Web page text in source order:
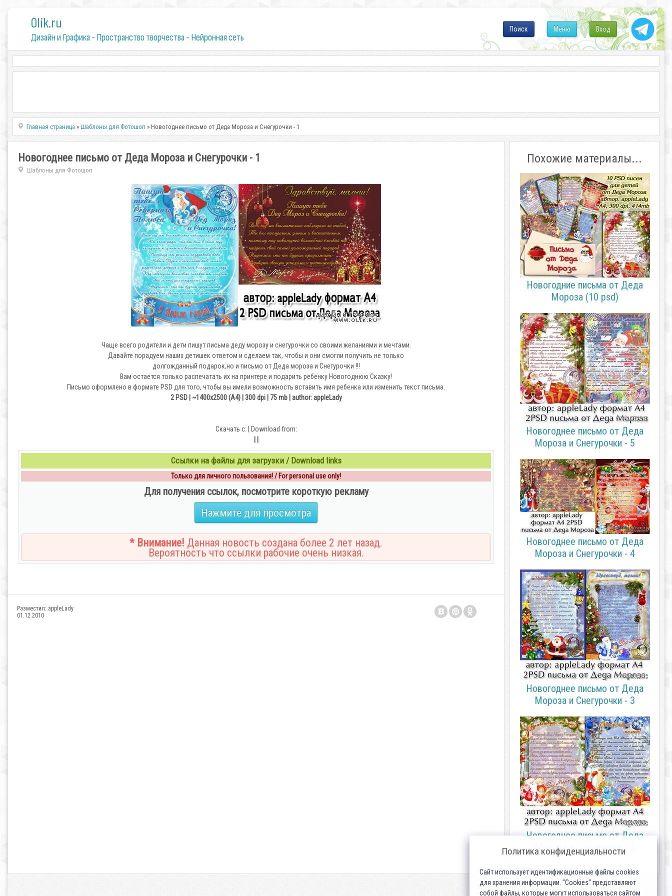
0lik.ru
Дизайн и Графика - Пространство творчества - Нейронная сеть
Вход
Меню
Поиск
Главная страница »Шаблоны для Фотошоп » Новогоднее письмо от Деда Мороза и Снегурочки - 1
Новогоднее письмо от Деда Мороза и Снегурочки - 1
Шаблоны для Фотошоп
Чаще всего родители и дети пишут письма деду морозу и снегурочки со своими желаниями и мечтами.
Давайте порадуем наших детишек ответом и сделаем так, чтобы и они смогли получить не только
долгожданный подарок,но и письмо от Деда мороза и Снегурочки !!!
Вам остается только распечатать их на принтере и подарить ребенку Новогоднюю Сказку!
Письмо оформлено в формате PSD для того, чтобы вы имели возможность вставить имя ребенка или изменить текст письма.
2 PSD | ~1400x2500 (A4) | 300 dpi | 75 mb | author: appleLady
Скачать с: | Download from:
Ссылки на файлы для загрузки / Download links
Только для личного пользования! / For personal use only!
Для получения ссылок, посмотрите короткую рекламу
Нажмите для просмотра
* Внимание! Данная новость создана более 2 лет назад.
Вероятность что ссылки рабочие очень низкая.
Разместил: appleLady
01.12.2010
Похожие материалы...
Новогодние письма от Деда
Мороза (10 psd)
Новогоднее письмо от Деда
Мороза и Снегурочки - 5
Новогоднее письмо от Деда
Мороза и Снегурочки - 4
Новогоднее письмо от Деда
Мороза и Снегурочки - 3
Новогоднее письмо от Деда
Мороза и Снегурочки - 2
Политика конфиденциальности
Сайт использует идентификационные файлы cookies
для хранения информации. "Cookies" представляют
собой файлы, которые могут использоваться сайтом